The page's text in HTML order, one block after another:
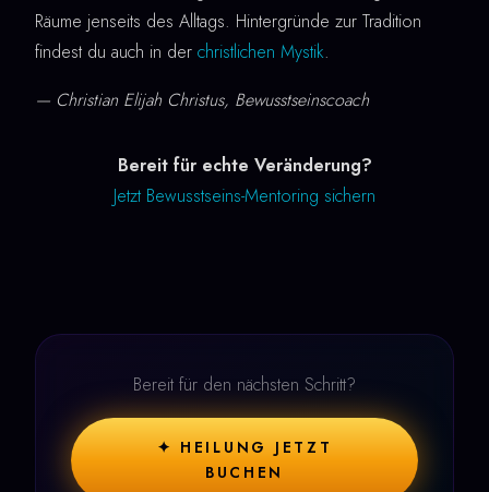
Räume jenseits des Alltags. Hintergründe zur Tradition
findest du auch in der christlichen Mystik.
— Christian Elijah Christus, Bewusstseinscoach
Bereit für echte Veränderung?
Jetzt Bewusstseins-Mentoring sichern
Bereit für den nächsten Schritt?
✦ HEILUNG JETZT
BUCHEN